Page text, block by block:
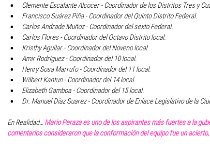
Clemente Escalante Alcocer - Coordinador de los Distritos Tres y
Francisco Suárez Piña - Coordinador del Quinto Distrito Federal.
Carlos Andrade Muñoz - Coordinador del sexto Federal.
Carlos Flores - Coordinador del Octavo Distrito local.
Kristhy Aguilar - Coordinador del Noveno local.
Amir Rodríguez - Coordinador del 10 local.
Henry Sosa Marrufo - Coordinador del 11 local.
Wilbert Kantun - Coordinador del 14 local.
Elizabeth Gamboa - Coordinador del 15 local.
Dr. Manuel Díaz Suarez - Coordinador de Enlace Legislativo de la
En Realidad… Mario Peraza es uno de los aspirantes más fuertes a la
comentarios consideraron que la conformación del equipo fue un